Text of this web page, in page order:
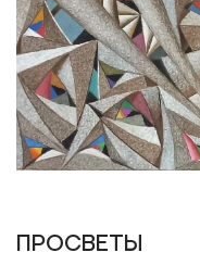
ПРОСВЕТЫ